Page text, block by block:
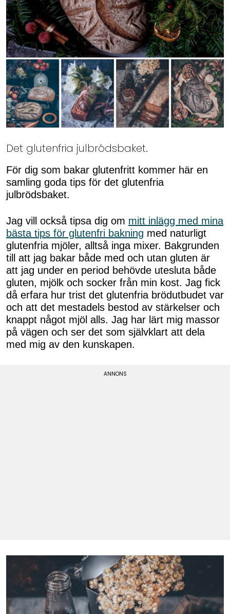
Det glutenfria julbrödsbaket.
För dig som bakar glutenfritt kommer här en
samling goda tips för det glutenfria
julbrödsbaket.
Jag vill också tipsa dig om mitt inlägg med mina
bästa tips för glutenfri bakning med naturligt
glutenfria mjöler, alltså inga mixer. Bakgrunden
till att jag bakar både med och utan gluten är
att jag under en period behövde utesluta både
gluten, mjölk och socker från min kost. Jag fick
då erfara hur trist det glutenfria brödutbudet var
och att det mestadels bestod av stärkelser och
knappt något mjöl alls. Jag har lärt mig massor
på vägen och ser det som självklart att dela
med mig av den kunskapen.